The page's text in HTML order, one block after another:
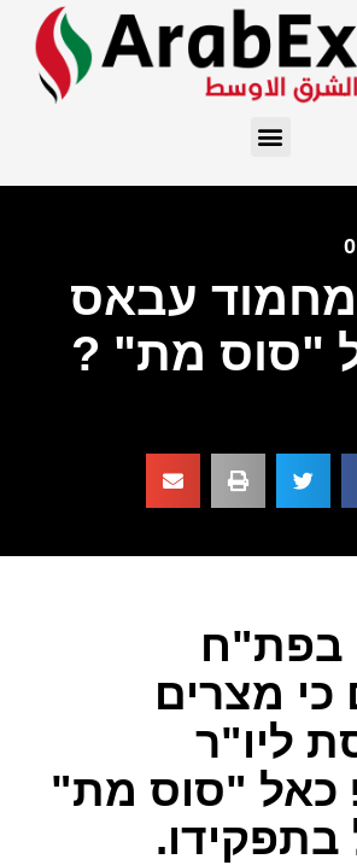
עבאס
"סוס מת" ?
בפת"ח
כי מצרים
ליו"ר
כאל "סוס מת"